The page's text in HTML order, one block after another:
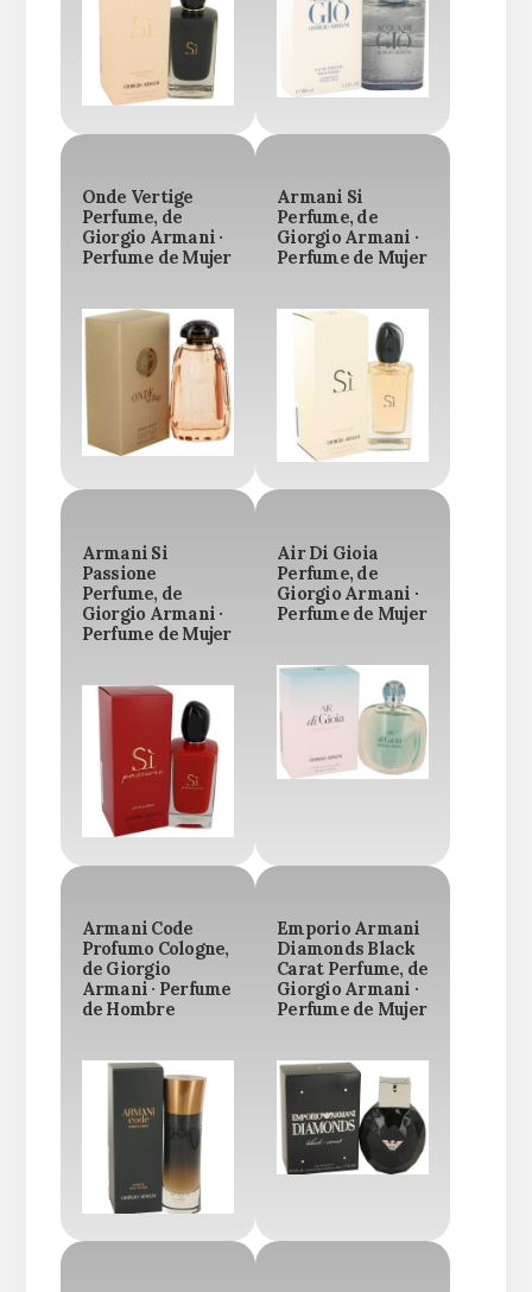
Onde Vertige
Perfume, de
Giorgio Armani ·
Perfume de Mujer
Armani Si
Perfume, de
Giorgio Armani ·
Perfume de Mujer
Armani Si
Passione
Perfume, de
Giorgio Armani ·
Perfume de Mujer
Air Di Gioia
Perfume, de
Giorgio Armani ·
Perfume de Mujer
Armani Code
Profumo Cologne,
de Giorgio
Armani · Perfume
de Hombre
Emporio Armani
Diamonds Black
Carat Perfume, de
Giorgio Armani ·
Perfume de Mujer